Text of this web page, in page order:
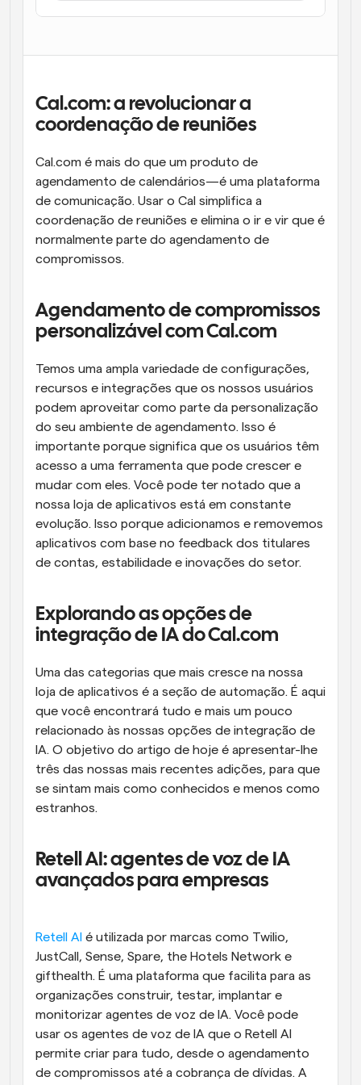
Agendamento potenciado com chamadas
impulsionadas por IA
Mantenha-se atualizado com as últimas notícias e
atualizações
Reunião com clientes em minutos
Links de Grupo Dinâmico
Agende reuniões de forma fluida com várias pessoas
Webhooks
Cal.com: a revolucionar a
coordenação de reuniões
Cal.com é mais do que um produto de
agendamento de calendários—é uma plataforma
de comunicação. Usar o Cal simplifica a
coordenação de reuniões e elimina o ir e vir que é
normalmente parte do agendamento de
compromissos.
Agendamento de compromissos
personalizável com Cal.com
Temos uma ampla variedade de configurações,
recursos e integrações que os nossos usuários
podem aproveitar como parte da personalização
do seu ambiente de agendamento. Isso é
importante porque significa que os usuários têm
acesso a uma ferramenta que pode crescer e
mudar com eles. Você pode ter notado que a
nossa loja de aplicativos está em constante
evolução. Isso porque adicionamos e removemos
aplicativos com base no feedback dos titulares
de contas, estabilidade e inovações do setor.
Explorando as opções de
integração de IA do Cal.com
Uma das categorias que mais cresce na nossa
loja de aplicativos é a seção de automação. É aqui
que você encontrará tudo e mais um pouco
relacionado às nossas opções de integração de
IA. O objetivo do artigo de hoje é apresentar-lhe
três das nossas mais recentes adições, para que
se sintam mais como conhecidos e menos como
estranhos.
Retell AI: agentes de voz de IA
avançados para empresas
Retell AI é utilizada por marcas como Twilio,
JustCall, Sense, Spare, the Hotels Network e
gifthealth. É uma plataforma que facilita para as
organizações construir, testar, implantar e
monitorizar agentes de voz de IA. Você pode
usar os agentes de voz de IA que o Retell AI
permite criar para tudo, desde o agendamento
de compromissos até a cobrança de dívidas. A